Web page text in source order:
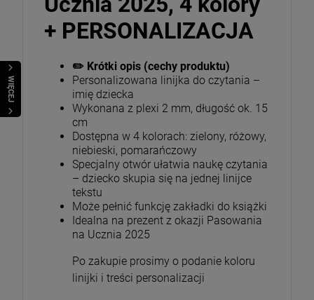
WIĘCEJ
+ PERSONALIZACJA
✏️ Krótki opis (cechy produktu)
Personalizowana linijka do czytania –
imię dziecka
Wykonana z plexi 2 mm, długość ok. 15
cm
Dostępna w 4 kolorach: zielony, różowy,
niebieski, pomarańczowy
Specjalny otwór ułatwia naukę czytania
– dziecko skupia się na jednej linijce
tekstu
Może pełnić funkcję zakładki do książki
Idealna na prezent z okazji Pasowania
na Ucznia 2025
Po zakupie prosimy o podanie koloru
linijki i treści personalizacji